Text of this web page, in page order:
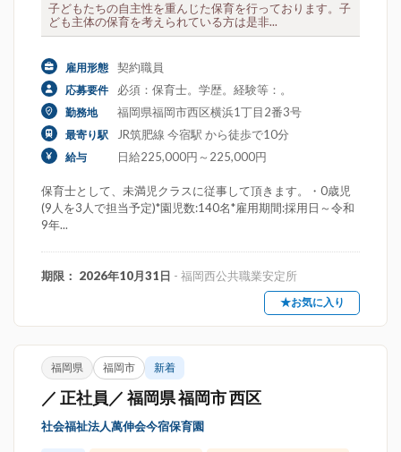
子どもたちの自主性を重んじた保育を行っております。子
ども主体の保育を考えられている方は是非...
雇用形態 契約職員
応募要件 必須：保育士。学歴。経験等：。
勤務地 福岡県福岡市西区横浜1丁目2番3号
最寄り駅 JR筑肥線 今宿駅 から徒歩で10分
給与 日給225,000円～225,000円
保育士として、未満児クラスに従事して頂きます。・0歳児
(9人を3人で担当予定)*園児数:140名*雇用期間:採用日～令和
9年...
期限： 2026年10月31日 - 福岡西公共職業安定所
★お気に入り
福岡県 福岡市 新着
／ 正社員／ 福岡県 福岡市 西区
社会福祉法人萬伸会今宿保育園